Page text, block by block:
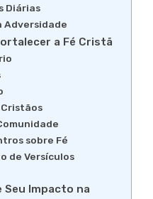
Diárias
Adversidade
a Fé Cristã
sobre Fé
de Versículos
Seu Impacto na